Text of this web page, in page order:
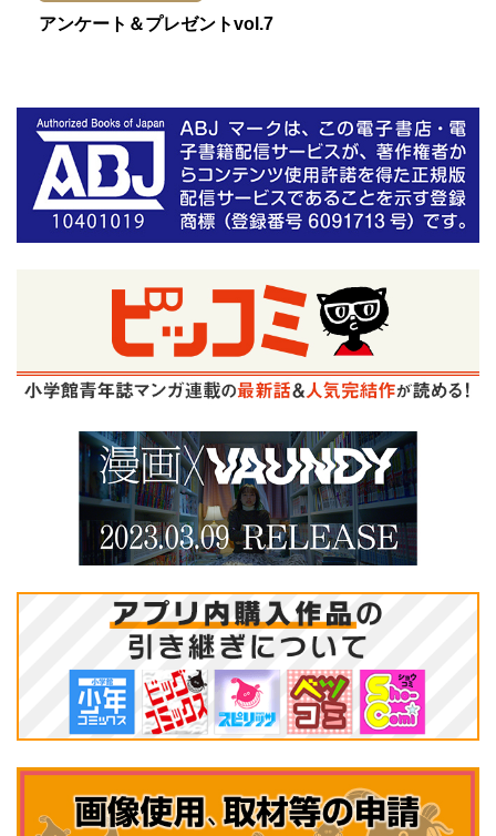
アンケート＆プレゼントvol.7